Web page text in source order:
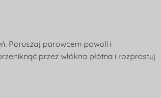
Poruszaj parowcem powoli i
przez włókna płótna i rozprostuj